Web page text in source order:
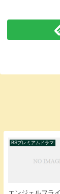
BSプレミアムドラマ